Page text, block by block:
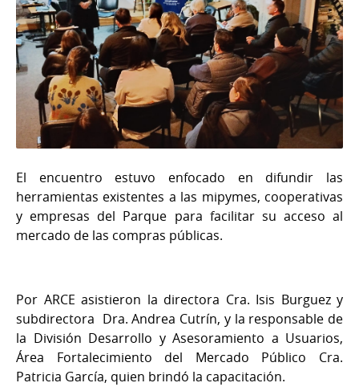
El encuentro estuvo enfocado en difundir las
herramientas existentes a las mipymes, cooperativas
y empresas del Parque para facilitar su acceso al
mercado de las compras públicas.
Por ARCE asistieron la directora Cra. Isis Burguez y
subdirectora Dra. Andrea Cutrín, y la responsable de
la División Desarrollo y Asesoramiento a Usuarios,
Área Fortalecimiento del Mercado Público Cra.
Patricia García, quien brindó la capacitación.